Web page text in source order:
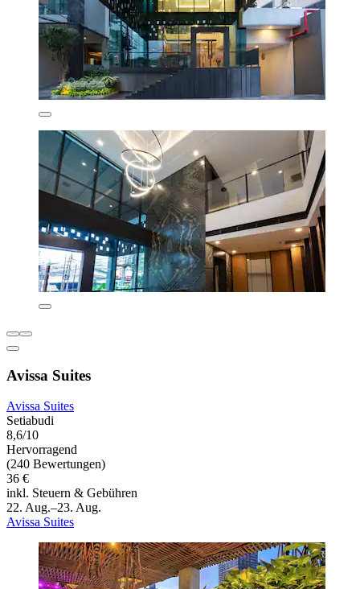
Avissa Suites
Avissa Suites
Setiabudi
8,6/10
Hervorragend
(240 Bewertungen)
36 €
inkl. Steuern & Gebühren
22. Aug.–23. Aug.
Avissa Suites